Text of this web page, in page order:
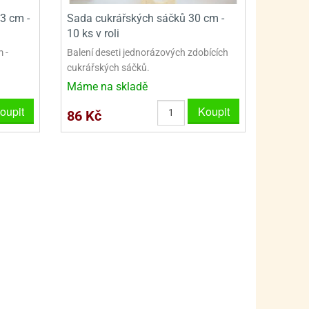
SKLENĚNÉ DÓZY A LAHVE
VAKUOVÉ UCHOVÁNÍ POTRAVIN
PLECHOVÉ KRABIČKY
PRO FANOUŠKY ŠMOULŮ - THE SMURFS
PRO FANOUŠKY TLAPKOVÉ PATROLY - PAW
PRO FANOUŠKY TROLLS - TROLOVÉ
cm -
-
Sada cukrářských sáčků 30 cm -
10 ks v roli
Balení deseti jednorázových zdobících
cukrářských sáčků.
Máme na skladě
86 Kč Koupit